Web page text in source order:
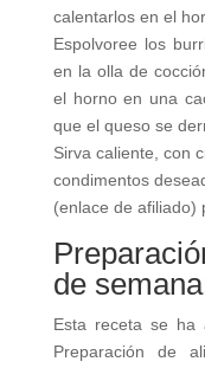
calentarlos en el
Espolvoree los
en la olla de
el horno en una
que el queso se
Sirva caliente, con
condimentos
(enlace de afiliado)
de
Esta receta se ha
Preparación de